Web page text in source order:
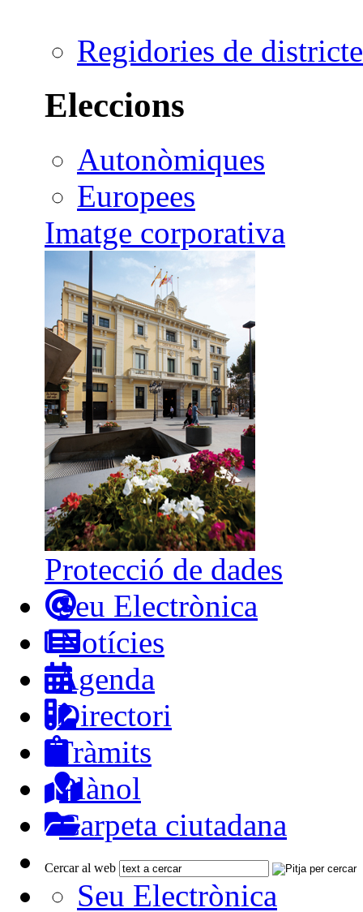
Regidories de districte
Eleccions
Autonòmiques
Europees
Imatge corporativa
Protecció de dades
Seu Electrònica
Notícies
Agenda
Directori
Tràmits
Plànol
Carpeta ciutadana
Cercar al web
Seu Electrònica